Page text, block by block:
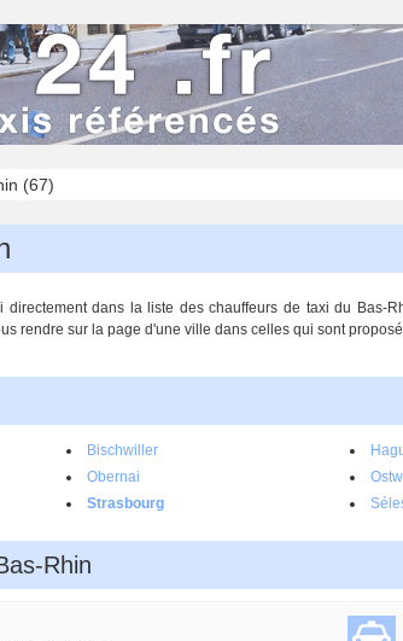
(67)
directement dans la liste des chauffeurs de taxi du Bas-
rendre sur la page d'une ville dans celles qui sont
Bischwiller
Obernai
Strasbourg
Rhin